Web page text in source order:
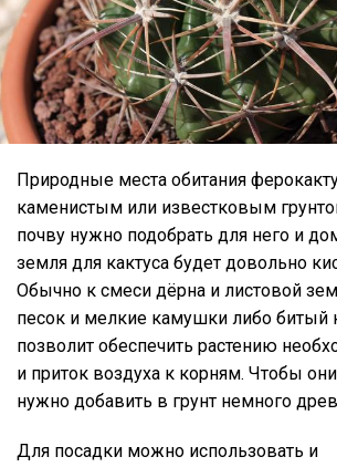
Природные места обитания
каменистым или известковым
почву нужно подобрать для него и
земля для кактуса будет довольно
Обычно к смеси дёрна и листовой
песок и мелкие камушки либо битый
позволит обеспечить растению
и приток воздуха к корням. Чтобы
нужно добавить в грунт немного
Для посадки можно использовать и